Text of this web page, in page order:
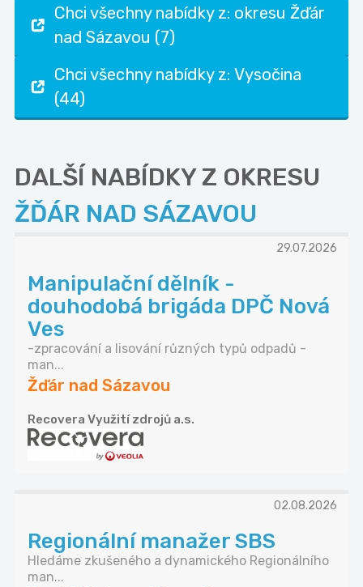
Chci všechny nabídky z: okresu Žďár
nad Sázavou (7)
Chci všechny nabídky z: Vysočina
(44)
DALŠÍ NABÍDKY Z OKRESU
ŽĎÁR NAD SÁZAVOU
29.07.2026
Manipulační dělník -
douhodobá brigáda DPČ Nová
Ves
-zpracování a lisování různých typů odpadů -
man...
Žďár nad Sázavou
Recovera Využití zdrojů a.s.
02.08.2026
Regionální manažer SBS
Hledáme zkušeného a dynamického Regionálního
man...